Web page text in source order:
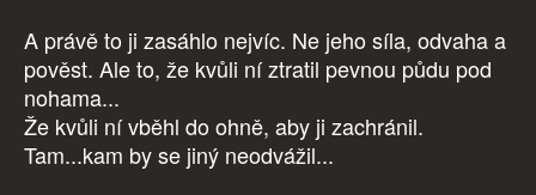
A právě to ji zasáhlo nejvíc. Ne jeho síla, odvaha a
pověst. Ale to, že kvůli ní ztratil pevnou půdu pod
nohama...
Že kvůli ní vběhl do ohně, aby ji zachránil.
Tam...kam by se jiný neodvážil...